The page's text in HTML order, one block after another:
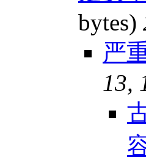
bytes)
严
13,